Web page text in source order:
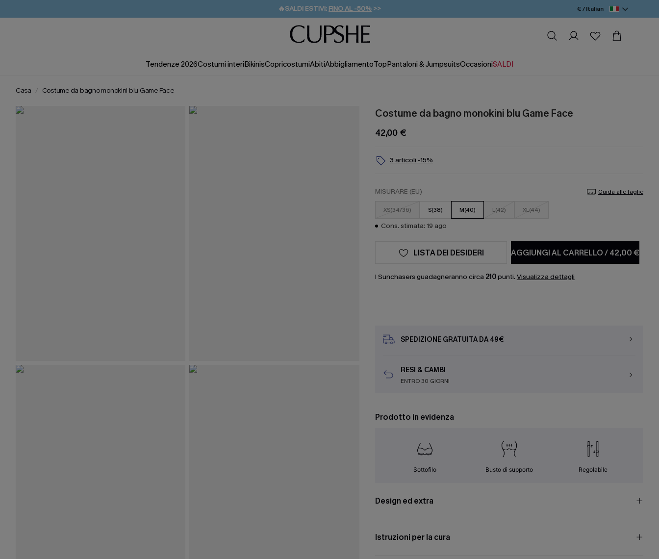
🔥SALDI ESTIVI: FINO AL -50% >>
🚚SPEDIZIONE GRATUITA DA 49€
💌REGALO PER I NUOVI: 20% DI SCONTO*
€ / Italian
Tendenze 2026Costumi interiBikinisCopricostumiAbitiAbbigliamentoTopPantaloni & JumpsuitsOccasioniSALDI
Casa Costume da bagno monokini blu Game Face
Costume da bagno monokini blu Game Face
42,00 €
3 articoli -15%
MISURARE (EU) Guida alle taglie
XS(34/36) S(38) M(40) L(42) XL(44)
Cons. stimata: 19 ago
AGGIUNGI AL CARRELLO/42,00 €
LISTA DEI DESIDERI
I Sunchasers guadagneranno circa 210punti. Visualizza dettagli
SPEDIZIONE GRATUITA DA 49€
RESI & CAMBI
ENTRO 30 GIORNI
Prodotto in evidenza
Sottofilo Busto di supporto Regolabile
Design ed extra
Istruzioni per la cura